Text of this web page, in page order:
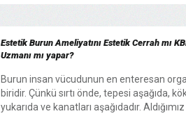
Estetik Burun Ameliyatını Estetik Cerrah mı
Uzmanı mı yapar?
Burun insan vücudunun en enteresan
biridir. Çünkü sırtı önde, tepesi aşağıda,
yukarıda ve kanatları aşağıdadır.